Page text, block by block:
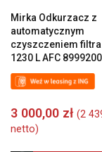
Mirka Odkurzacz z
automatycznym
czyszczeniem filtra
1230 L AFC
3 000,00 zł (2
netto)